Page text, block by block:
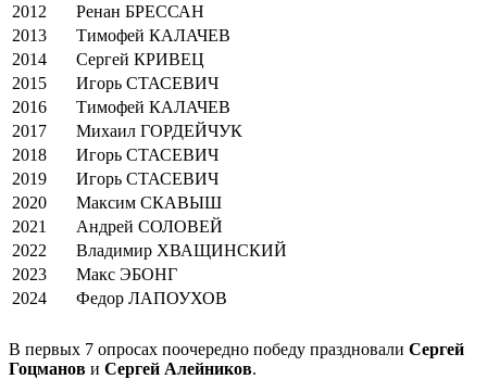
2012
Ренан БРЕССАН
2013
Тимофей КАЛАЧЕВ
2014
Сергей КРИВЕЦ
2015
Игорь СТАСЕВИЧ
2016
Тимофей КАЛАЧЕВ
2017
Михаил ГОРДЕЙЧУК
2018
Игорь СТАСЕВИЧ
2019
Игорь СТАСЕВИЧ
2020
Максим СКАВЫШ
2021
Андрей СОЛОВЕЙ
2022
Владимир ХВАЩИНСКИЙ
2023
Макс ЭБОНГ
2024
Федор ЛАПОУХОВ
В первых 7 опросах поочередно победу праздновали Сергей
Гоцманов и Сергей Алейников.